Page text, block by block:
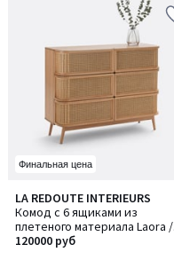
Финальная цена
LA REDOUTE INTERIEURS
Комод с 6 ящиками из
плетеного материала Laora /
Лаора
120000 руб
4,4
/ 5